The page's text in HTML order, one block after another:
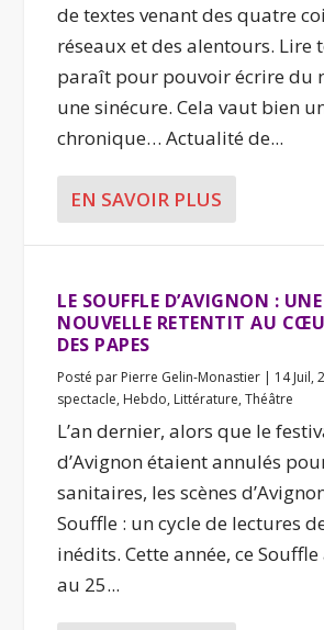
de textes venant des quatre
réseaux et des alentours. Lire
paraît pour pouvoir écrire du
une sinécure. Cela vaut bien
chronique… Actualité de...
EN SAVOIR PLUS
LE SOUFFLE D’AVIGNON :
NOUVELLE RETENTIT AU
DES PAPES
Posté par Pierre Gelin-Monastier | 14 Juil,
spectacle, Hebdo, Littérature,Théâtre
L’an dernier, alors que le
d’Avignon étaient annulés
sanitaires, les scènes
Souffle : un cycle de lectures
inédits. Cette année, ce
au 25...